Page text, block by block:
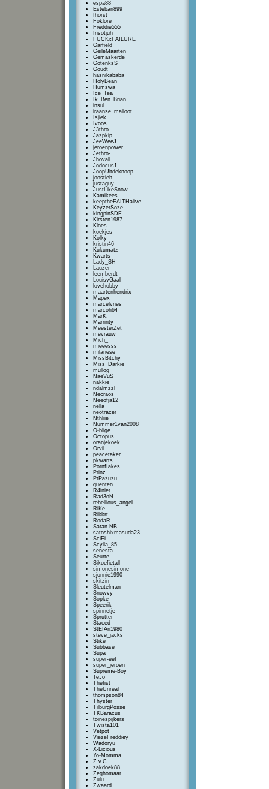
espa88
Esteban899
fhorst
Foklore
Freddie555
frisotjuh
FUCKxFAILURE
Garfield
GeileMaarten
Gemaskerde
GotenksS
Goudt
hasnikababa
HolyBean
Humswa
Ice_Tea
Ik_Ben_Brian
insul
iraanse_malloot
Isjiek
Ivoos
J3thro
Jazpkip
JeeWeeJ
jeroenpower
Jethro-
Jhovall
Jodocus1
JoopUitdeknoop
joostieh
justaguy
JustLikeSnow
Kamikees
keeptheFAITHalive
KeyzerSoze
kingpinSDF
Kirsten1987
Kloes
koekjes
Kolky
kristin46
Kukumatz
Kwarts
Lady_SH
Lauzer
leemberdt
LouisvGaal
lovehobby
maartenhendrix
Mapex
marcelvries
marcoh64
MarK.
Marrinty
MeesterZet
mevrauw
Mich_
mieeesss
milanese
MissBitchy
Miss_Darkie
mullog
NaeVuS
nakkie
ndalmzzl
Necraos
Neeofja12
nella
neotracer
Nthliie
Nummer1van2008
O-blige
Octopus
oranjekoek
Orvil
peacetaker
pkwarts
PornfIakes
Prinz_
PtPazuzu
quenten
R4inier
Rad3oN
rebellious_angel
RiKe
Rikkrt
RodaR
Satan.NB
satoshixmasuda23
SciFi
Scylla_85
senesta
Seurte
Sikoefietall
simonesimone
sjonnie1990
skitzin
Sleutelman
Snowvy
Sopke
Speerik
spinnetje
Sprutter
Staced
StEfAn1980
steve_jacks
Stike
Subbase
Supa
super-eef
super_jeroen
Supreme-Boy
TeJo
Thefist
TheUnreal
thompson84
Thyster
TilburgPosse
TKBaracus
toinespijkers
Twista101
Vetpot
ViezeFreddiey
Wadoryu
X-Licious
Yo-Momma
Z.v.C
zakdoek88
Zeghomaar
Zulu
Zwaard